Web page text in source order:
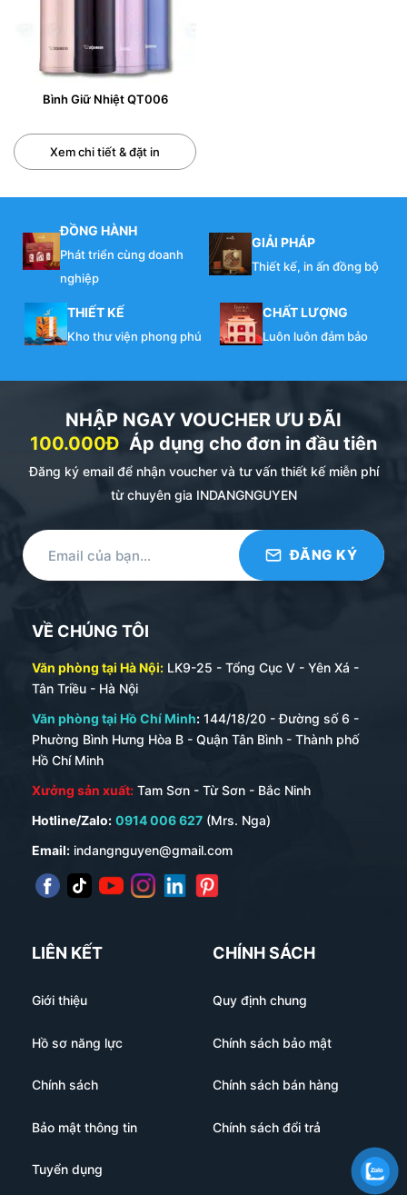
Bình Giữ Nhiệt QT006
Xem chi tiết & đặt in
ĐỒNG HÀNH
Phát triển cùng doanh
nghiệp
GIẢI PHÁP
Thiết kế, in ấn đồng bộ
THIẾT KẾ
Kho thư viện phong phú
CHẤT LƯỢNG
Luôn luôn đảm bảo
NHẬP NGAY VOUCHER ƯU ĐÃI
100.000Đ Áp dụng cho đơn in đầu tiên
Đăng ký email để nhận voucher và tư vấn thiết kế miễn phí
từ chuyên gia INDANGNGUYEN
VỀ CHÚNG TÔI
Văn phòng tại Hà Nội: LK9-25 - Tổng Cục V - Yên Xá -
Tân Triều - Hà Nội
Văn phòng tại Hồ Chí Minh: 144/18/20 - Đường số 6 -
Phường Bình Hưng Hòa B - Quận Tân Bình - Thành phố
Hồ Chí Minh
Xưởng sản xuất: Tam Sơn - Từ Sơn - Bắc Ninh
Hotline/Zalo: 0914 006 627 (Mrs. Nga)
Email: indangnguyen@gmail.com
LIÊN KẾT
Giới thiệu
Hồ sơ năng lực
Chính sách
Bảo mật thông tin
Tuyển dụng
CHÍNH SÁCH
Quy định chung
Chính sách bảo mật
Chính sách bán hàng
Chính sách đổi trả